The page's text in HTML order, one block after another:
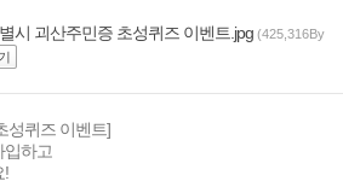
시 괴산주민증 초성퀴즈 이벤트.jpg (425,316By
성퀴즈 이벤트]
입하고
!